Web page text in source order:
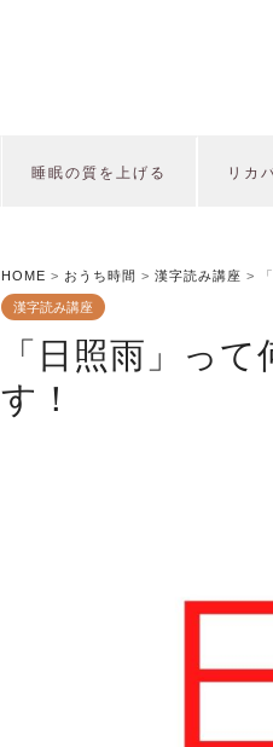
睡眠の質を上げる リカ
HOME > おうち時間 > 漢字読み講座 >
漢字読み講座
「日照雨」っ
す！